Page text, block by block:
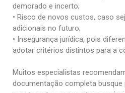
demorado e incerto;
• Risco de novos custos, caso
adicionais no futuro;
• Insegurança jurídica, pois
adotar critérios distintos para a
Muitos especialistas
documentação completa